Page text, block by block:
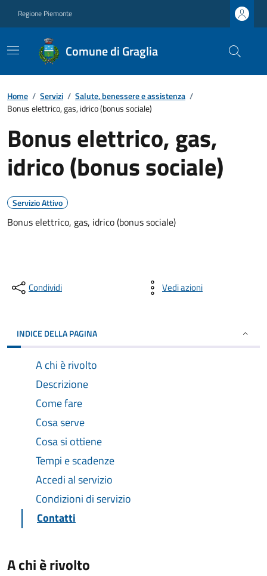
Regione Piemonte
Comune di Graglia
Home / Servizi / Salute, benessere e assistenza /
Bonus elettrico, gas, idrico (bonus sociale)
Bonus elettrico, gas,
idrico (bonus sociale)
Servizio Attivo
Bonus elettrico, gas, idrico (bonus sociale)
Condividi Vedi azioni
INDICE DELLA PAGINA
A chi è rivolto
Descrizione
Come fare
Cosa serve
Cosa si ottiene
Tempi e scadenze
Accedi al servizio
Condizioni di servizio
Contatti
A chi è rivolto